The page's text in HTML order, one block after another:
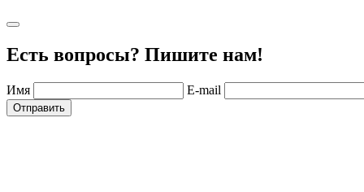
Есть вопросы? Пишите нам!
Имя E-mail